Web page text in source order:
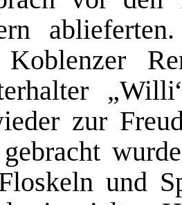
Koblenzer
zur
und